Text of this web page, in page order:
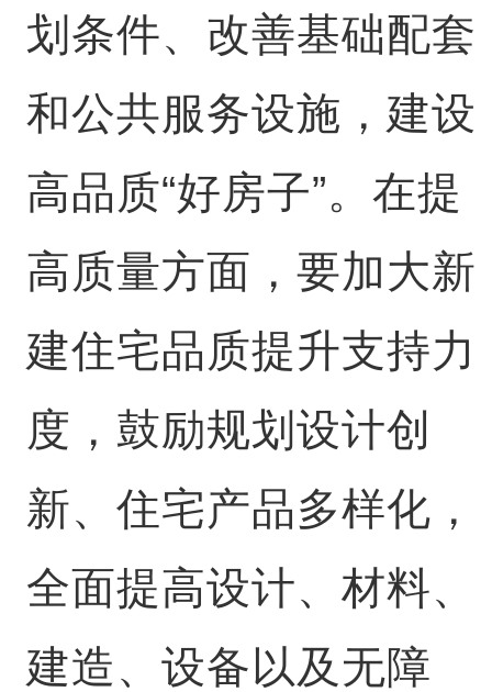
划条件、改善基础配套
和公共服务设施，建设
高品质“好房子”。在提
高质量方面，要加大新
建住宅品质提升支持力
度，鼓励规划设计创
新、住宅产品多样化，
全面提高设计、材料、
建造、设备以及无障